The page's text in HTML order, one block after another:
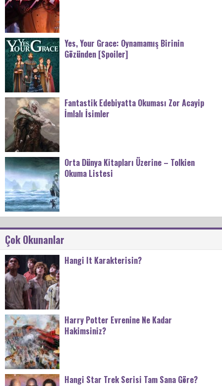
Yes, Your Grace: Oynamamış Birinin
Gözünden [Spoiler]
Fantastik Edebiyatta Okuması Zor Acayip
İmlalı İsimler
Orta Dünya Kitapları Üzerine – Tolkien
Okuma Listesi
Çok Okunanlar
Hangi It Karakterisin?
Harry Potter Evrenine Ne Kadar
Hakimsiniz?
Hangi Star Trek Serisi Tam Sana Göre?